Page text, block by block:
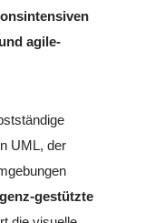
agile-
UML, der
gestützte